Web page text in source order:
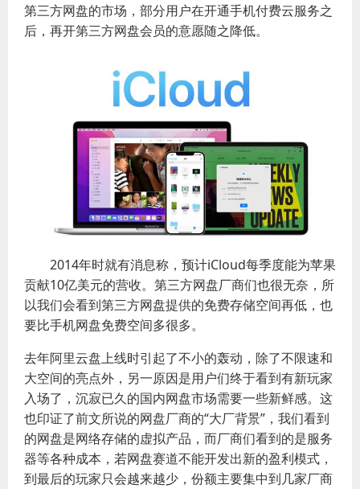
第三方网盘的市场，部分用户在开通手机付费云服务之
后，再开第三方网盘会员的意愿随之降低。
2014年时就有消息称，预计iCloud每季度能为苹果
贡献10亿美元的营收。第三方网盘厂商们也很无奈，所
以我们会看到第三方网盘提供的免费存储空间再低，也
要比手机网盘免费空间多很多。
去年阿里云盘上线时引起了不小的轰动，除了不限速和
大空间的亮点外，另一原因是用户们终于看到有新玩家
入场了，沉寂已久的国内网盘市场需要一些新鲜感。这
也印证了前文所说的网盘厂商的“大厂背景”，我们看到
的网盘是网络存储的虚拟产品，而厂商们看到的是服务
器等各种成本，若网盘赛道不能开发出新的盈利模式，
到最后的玩家只会越来越少，份额主要集中到几家厂商